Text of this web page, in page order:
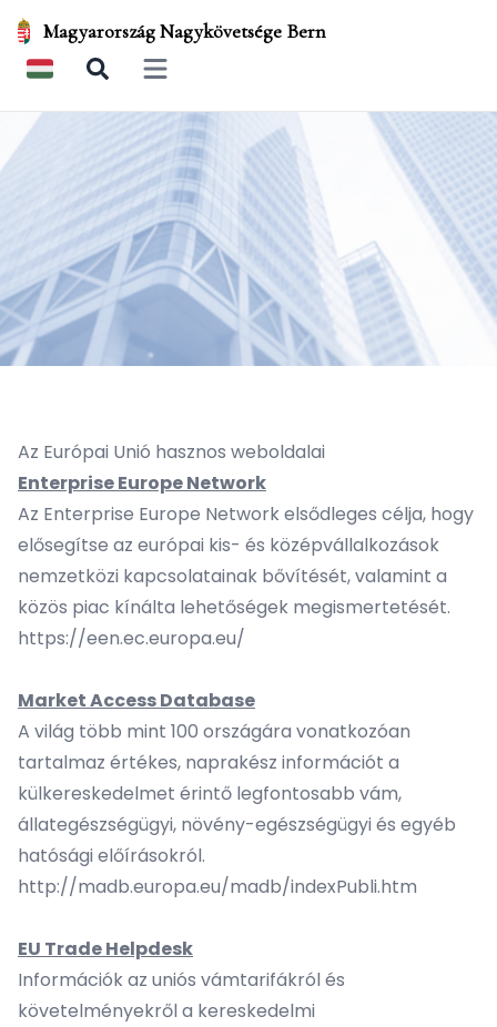
Magyarország Nagykövetsége Bern
Open main menu
Az Európai Unió hasznos weboldalai
Enterprise Europe Network
Az Enterprise Europe Network elsődleges célja, hogy
elősegítse az európai kis- és középvállalkozások
nemzetközi kapcsolatainak bővítését, valamint a
közös piac kínálta lehetőségek megismertetését.
https://een.ec.europa.eu/
Market Access Database
A világ több mint 100 országára vonatkozóan
tartalmaz értékes, naprakész információt a
külkereskedelmet érintő legfontosabb vám,
állategészségügyi, növény-egészségügyi és egyéb
hatósági előírásokról.
http://madb.europa.eu/madb/indexPubli.htm
EU Trade Helpdesk
Információk az uniós vámtarifákról és
követelményekről a kereskedelmi